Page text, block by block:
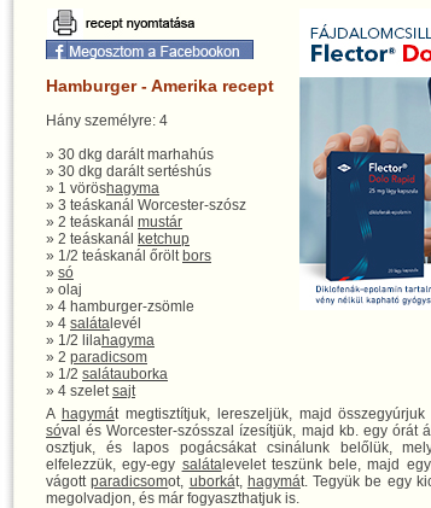
Hamburger - Amerika recept
Hány személyre: 4
» 30 dkg darált marhahús
» 30 dkg darált sertéshús
» 1 vöröshagyma
» 3 teáskanál Worcester-szósz
» 2 teáskanál mustár
» 2 teáskanál ketchup
» 1/2 teáskanál őrölt bors
» só
» olaj
» 4 hamburger-zsömle
» 4 saláta levél
» 1/2 lilahagyma
» 2 paradicsom
» 1/2 salátauborka
» 4 szeletsajt
A hagymát megtisztítjuk, lereszeljük, majd
sóval és Worcester-szósszal ízesítjük, majd kb. egy órát
osztjuk, és lapos pogácsákat csinálunk belőlük,
elfelezzük, egy-egy salátalevelet teszünk bele, majd
vágottparadicsomot, uborkát, hagymát. Tegyük be egy
megolvadjon, és már fogyaszthatjuk is.